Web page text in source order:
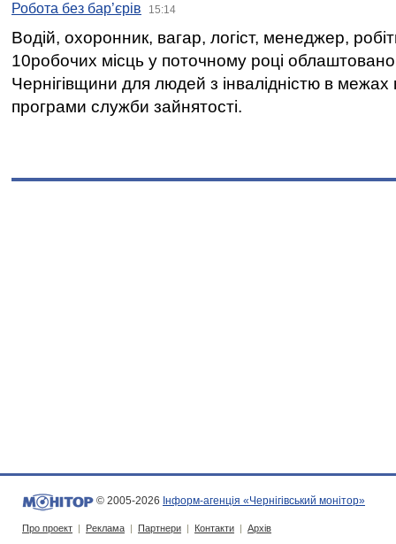
Робота без бар’єрів 15:14
Водій, охоронник, вагар, логіст, менеджер,
10робочих місць у поточному році
Чернігівщини для людей з інвалідністю в межах
програми служби зайнятості.
© 2005-2026 Інформ-агенція «Чернігівський монітор»
Про проект | Реклама | Партнери | Контакти | Архів